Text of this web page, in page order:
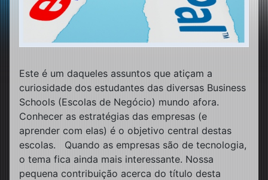
Este é um daqueles assuntos que atiçam a
curiosidade dos estudantes das diversas Business
Schools (Escolas de Negócio) mundo afora.
Conhecer as estratégias das empresas (e
aprender com elas) é o objetivo central destas
escolas. Quando as empresas são de tecnologia,
o tema fica ainda mais interessante. Nossa
pequena contribuição acerca do título desta